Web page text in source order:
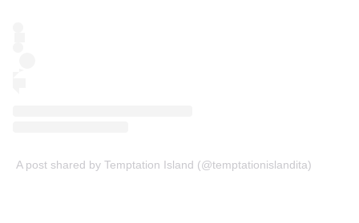
A post shared by Temptation Island (@temptationislandita)